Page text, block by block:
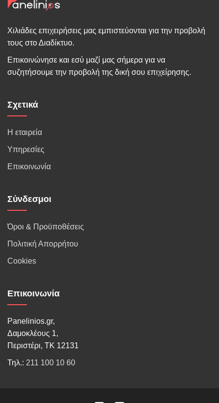
Χιλιάδες επιχειρήσεις μας εμπιστεύονται για την προβολή
τους στο Διαδίκτυο.
Επικοινώνησε και εσύ μαζί μας σήμερα για να
συζητήσουμε την προβολή της δική σου επιχείρησης.
Σχετικά
Η εταιρεία
Υπηρεσίες
Επικοινωνία
Σύνδεσμοι
Όροι & Προϋποθέσεις
Πολιτική Απορρήτου
Cookies
Επικοινωνία
Panelinios.gr,
Δαμοκλέους 1,
Περιστέρι, ΤΚ 12131
Τηλ.: 211 100 10 60